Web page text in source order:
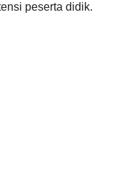
peserta didik.